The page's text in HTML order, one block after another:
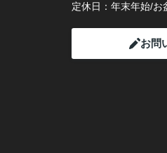
定休日： 年末年始/お
お問